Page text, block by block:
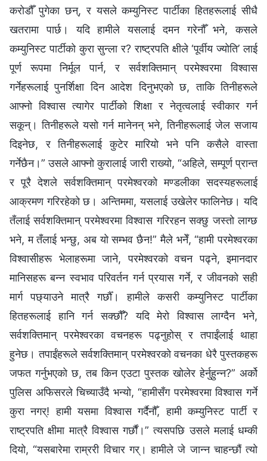
करोडौँ पुगेका छन्, र यसले कम्युनिस्ट पार्टीका हितहरूलाई सीधै
खतरामा पार्छ। यदि हामीले यसलाई दमन गरेनौँ भने, कसले
कम्युनिस्ट पार्टीको कुरा सुन्ला र? राष्ट्रपति क्षीले ‘पूर्वीय ज्योति’ लाई
पूर्ण रूपमा निर्मूल पार्न, र सर्वशक्तिमान्‌ परमेश्‍वरमा विश्‍वास
गर्नेहरूलाई पुनर्शिक्षा दिन आदेश दिनुभएको छ, ताकि तिनीहरूले
आफ्‍नो विश्‍वास त्यागेर पार्टीको शिक्षा र नेतृत्वलाई स्वीकार गर्न
सकून्। तिनीहरूले यसो गर्न मानेनन् भने, तिनीहरूलाई जेल सजाय
दिइनेछ, र तिनीहरूलाई कुटेर मारियो भने पनि कसैले वास्ता
गर्नेछैन।” उसले आफ्‍नो कुरालाई जारी राख्यो, “अहिले, सम्पूर्ण प्रान्त
र पूरै देशले सर्वशक्तिमान् परमेश्‍वरको मण्डलीका सदस्यहरूलाई
आक्रमण गरिरहेको छ। अन्तिममा, यसलाई उखेलेर फालिनेछ। यदि
तँलाई सर्वशक्तिमान्‌ परमेश्‍वरमा विश्‍वास गरिरहन सक्छु जस्तो लाग्छ
भने, म तँलाई भन्छु, अब यो सम्‍भव छैन!” मैले भनेँ, “हामी परमेश्‍वरका
विश्‍वासीहरू भेलाहरूमा जाने, परमेश्‍वरको वचन पढ्ने, इमानदार
मानिसहरू बन्‍न स्वभाव परिवर्तन गर्न प्रयास गर्ने, र जीवनको सही
मार्ग पछ्याउने मात्रै गर्छौँ। हामीले कसरी कम्युनिस्ट पार्टीका
हितहरूलाई हानि गर्न सक्छौँ? यदि मेरो विश्‍वास लाग्दैन भने,
सर्वशक्तिमान्‌ परमेश्‍वरका वचनहरू पढ्नुहोस् र तपाईंलाई थाहा
हुनेछ। तपाईंहरूले सर्वशक्तिमान् परमेश्‍वरको वचनका धेरै पुस्तकहरू
जफत गर्नुभएको छ, तब किन एउटा पुस्तक खोलेर हेर्नुहुन्‍न?” अर्को
पुलिस अफिसरले चिच्याउँदै भन्यो, “हामीसँग परमेश्‍वरमा विश्‍वास गर्ने
कुरा नगर्! हामी यसमा विश्‍वास गर्दैनौँ, हामी कम्युनिस्ट पार्टी र
राष्ट्रपति क्षीमा मात्रै विश्‍वास गर्छौं।” त्यसपछि उसले मलाई धम्की
दियो, “यसबारेमा राम्ररी विचार गर्। हामीले जे जान्‍न चाहन्छौं त्यो